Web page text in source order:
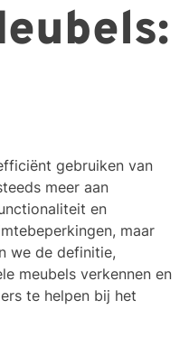
gebruiken van
meer aan
en
maar
we de definitie,
meubels verkennen en
te helpen bij het